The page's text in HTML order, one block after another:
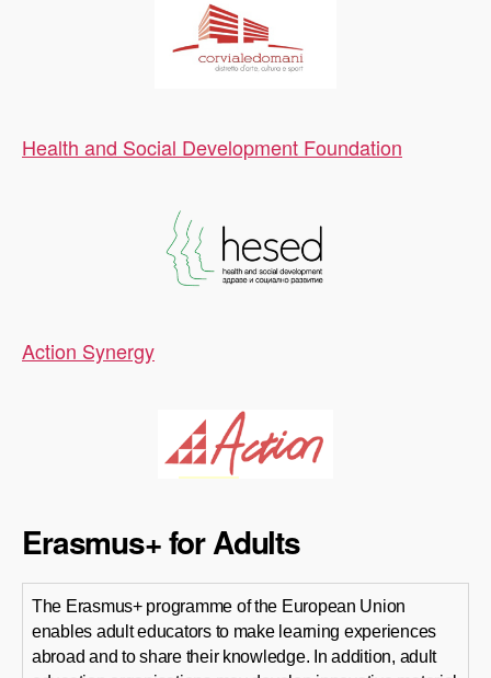
Health and Social Development Foundation
Action Synergy
Erasmus+ for Adults
The Erasmus+ programme of the European Union
enables adult educators to make learning experiences
abroad and to share their knowledge. In addition, adult